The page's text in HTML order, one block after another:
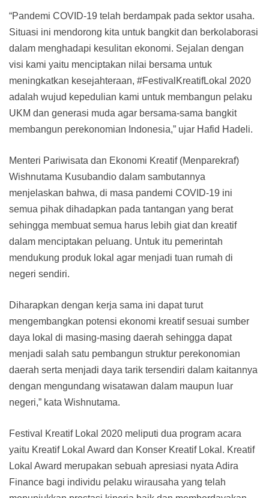
“Pandemi COVID-19 telah berdampak pada sektor usaha.
Situasi ini mendorong kita untuk bangkit dan berkolaborasi
dalam menghadapi kesulitan ekonomi. Sejalan dengan
visi kami yaitu menciptakan nilai bersama untuk
meningkatkan kesejahteraan, #FestivalKreatifLokal 2020
adalah wujud kepedulian kami untuk membangun pelaku
UKM dan generasi muda agar bersama-sama bangkit
membangun perekonomian Indonesia,” ujar Hafid Hadeli.
Menteri Pariwisata dan Ekonomi Kreatif (Menparekraf)
Wishnutama Kusubandio dalam sambutannya
menjelaskan bahwa, di masa pandemi COVID-19 ini
semua pihak dihadapkan pada tantangan yang berat
sehingga membuat semua harus lebih giat dan kreatif
dalam menciptakan peluang. Untuk itu pemerintah
mendukung produk lokal agar menjadi tuan rumah di
negeri sendiri.
Diharapkan dengan kerja sama ini dapat turut
mengembangkan potensi ekonomi kreatif sesuai sumber
daya lokal di masing-masing daerah sehingga dapat
menjadi salah satu pembangun struktur perekonomian
daerah serta menjadi daya tarik tersendiri dalam kaitannya
dengan mengundang wisatawan dalam maupun luar
negeri,” kata Wishnutama.
Festival Kreatif Lokal 2020 meliputi dua program acara
yaitu Kreatif Lokal Award dan Konser Kreatif Lokal. Kreatif
Lokal Award merupakan sebuah apresiasi nyata Adira
Finance bagi individu pelaku wirausaha yang telah